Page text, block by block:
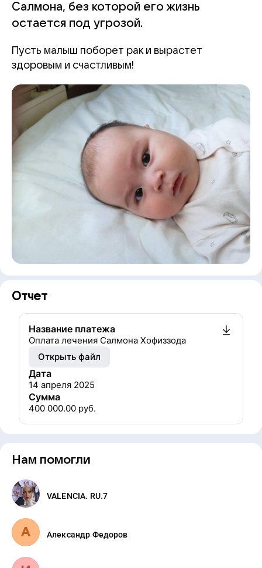
Салмона, без которой его жизнь
остается под угрозой.
Пусть малыш поборет рак и вырастет
здоровым и счастливым!
Отчет
Название платежа
Оплата лечения Салмона Хофиззода
Открыть файл
Дата
14 апреля 2025
Сумма
400 000.00 руб.
Нам помогли
VALENCIA. RU.7
Александр Федоров